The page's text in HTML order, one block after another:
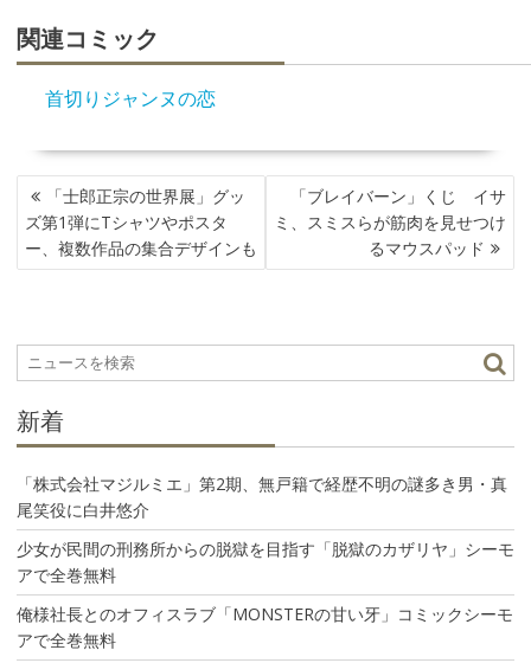
関連コミック
首切りジャンヌの恋
投
稿
ナ
ビ
シ
ョ
「士郎正宗の世界展」グッ
ズ第1弾にTシャツやポスタ
ー、複数作品の集合デザインも
「ブレイバーン」くじ イサ
ミ、スミスらが筋肉を見せつけ
るマウスパッド
新着
「株式会社マジルミエ」第2期、無戸籍で経歴不明の謎多き男・真
尾笑役に白井悠介
少女が民間の刑務所からの脱獄を目指す「脱獄のカザリヤ」シーモ
アで全巻無料
俺様社長とのオフィスラブ「MONSTERの甘い牙」コミックシーモ
アで全巻無料